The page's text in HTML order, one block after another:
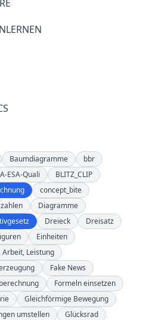
Baumdiagramme
bbr
ESA-Quali
BLITZ_CLIP
concept_bite
Diagramme
Dreieck
Dreisatz
Einheiten
Arbeit, Leistung
Fake News
Formeln einsetzen
Gleichförmige Bewegung
umstellen
Glücksrad